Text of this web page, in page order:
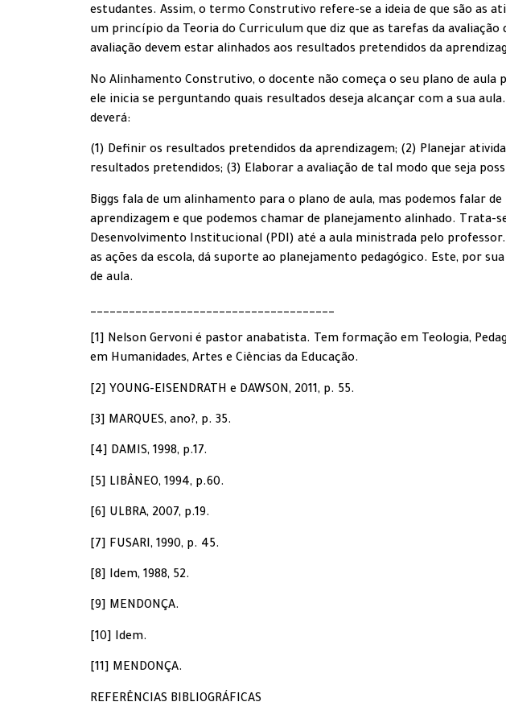
estudantes. Assim, o termo Construtivo refere-se a ideia de que são as
um princípio da Teoria do Curriculum que diz que as tarefas da
avaliação devem estar alinhados aos resultados pretendidos da
No Alinhamento Construtivo, o docente não começa o seu plano de
ele inicia se perguntando quais resultados deseja alcançar com a sua
deverá:
(1) Definir os resultados pretendidos da aprendizagem; (2) Planejar
resultados pretendidos; (3) Elaborar a avaliação de tal modo que seja
Biggs fala de um alinhamento para o plano de aula, mas podemos falar
aprendizagem e que podemos chamar de planejamento alinhado. Trata-
Desenvolvimento Institucional (PDI) até a aula ministrada pelo
as ações da escola, dá suporte ao planejamento pedagógico. Este, por
de aula.
______________________________________
[1] Nelson Gervoni é pastor anabatista. Tem formação em Teologia,
em Humanidades, Artes e Ciências da Educação.
[2] YOUNG-EISENDRATH e DAWSON, 2011, p. 55.
[3] MARQUES, ano?, p. 35.
[4] DAMIS, 1998, p.17.
[5] LIBÂNEO, 1994, p.60.
[6] ULBRA, 2007, p.19.
[7] FUSARI, 1990, p. 45.
[8] Idem, 1988, 52.
[9] MENDONÇA.
[10] Idem.
[11] MENDONÇA.
REFERÊNCIAS BIBLIOGRÁFICAS